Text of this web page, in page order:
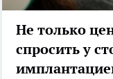
Не только
спросить у